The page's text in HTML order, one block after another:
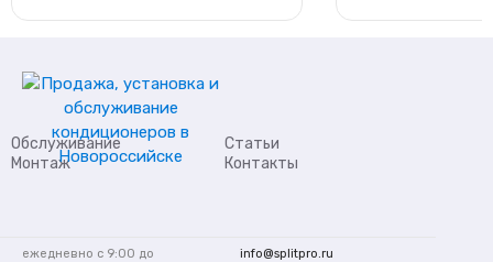
Обслуживание
Монтаж
Статьи
Контакты
info@splitpro.ru
ежедневно с 9:00 до